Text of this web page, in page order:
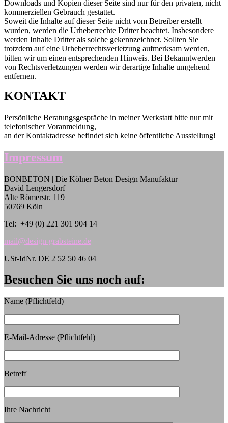
Downloads und Kopien dieser Seite sind nur für den privaten, nicht
kommerziellen Gebrauch gestattet.
Soweit die Inhalte auf dieser Seite nicht vom Betreiber erstellt
wurden, werden die Urheberrechte Dritter beachtet. Insbesondere
werden Inhalte Dritter als solche gekennzeichnet. Sollten Sie
trotzdem auf eine Urheberrechtsverletzung aufmerksam werden,
bitten wir um einen entsprechenden Hinweis. Bei Bekanntwerden
von Rechtsverletzungen werden wir derartige Inhalte umgehend
entfernen.
KONTAKT
Persönliche Beratungsgespräche in meiner Werkstatt bitte nur mit
telefonischer Voranmeldung,
an der Kontaktadresse befindet sich keine öffentliche Ausstellung!
Impressum
BONBETON | Die Kölner Beton Design Manufaktur
David Lengersdorf
Alte Römerstr. 119
50769 Köln
Tel: +49 (0) 221 301 904 14
mail@design-grabsteine.de
USt-IdNr. DE 2 52 50 46 04
Besuchen Sie uns noch auf:
Name (Pflichtfeld)
E-Mail-Adresse (Pflichtfeld)
Betreff
Ihre Nachricht